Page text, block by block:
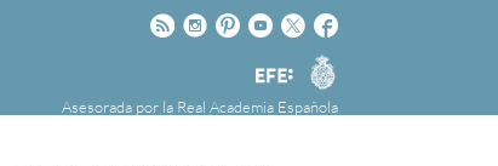
Facebook
Twitter
Youtube
Pinteres
Instagram
Rss
Agencia
EFE
Asesorada por la Real Academia Española